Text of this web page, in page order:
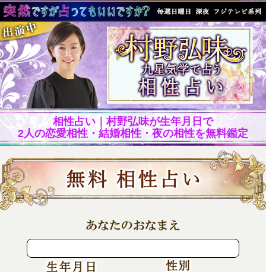
相性占い｜村野弘味が生年月日で
2人の恋愛相性・結婚相性・夜の相性を無料鑑定